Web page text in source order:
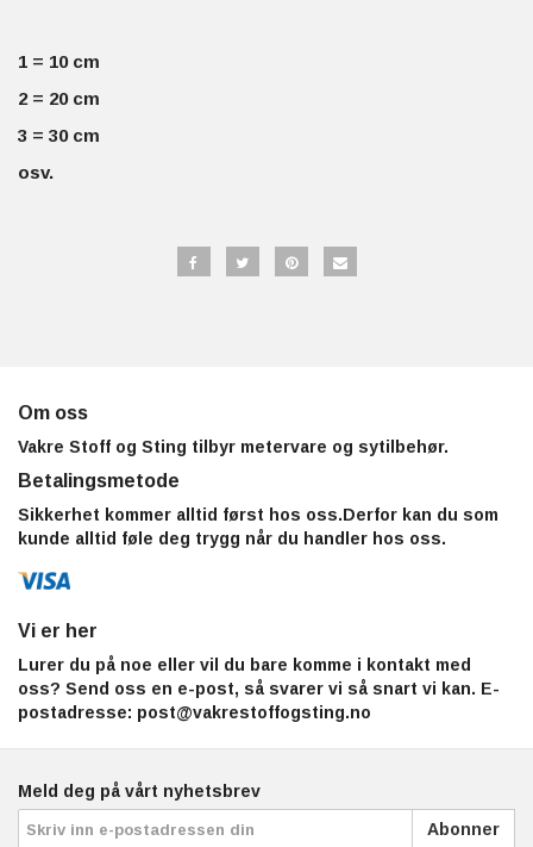
1 = 10 cm
2 = 20 cm
3 = 30 cm
osv.
Om oss
Vakre Stoff og Sting tilbyr metervare og sytilbehør.
Betalingsmetode
Sikkerhet kommer alltid først hos oss.Derfor kan du som
kunde alltid føle deg trygg når du handler hos oss.
Vi er her
Lurer du på noe eller vil du bare komme i kontakt med
oss? Send oss en e-post, så svarer vi så snart vi kan. E-
postadresse: post@vakrestoffogsting.no
Meld deg på vårt nyhetsbrev
Abonner